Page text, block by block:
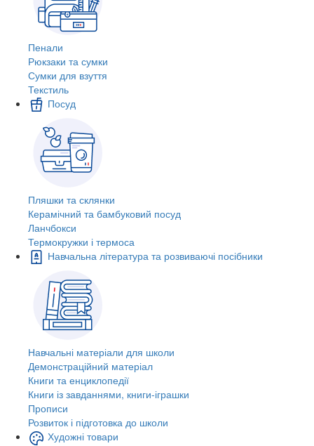
Пенали
Рюкзаки та сумки
Сумки для взуття
Текстиль
Посуд
Пляшки та склянки
Керамічний та бамбуковий посуд
Ланчбокси
Термокружки і термоса
Навчальна література та розвиваючі посібники
Навчальні матеріали для школи
Демонстраційний матеріал
Книги та енциклопедії
Книги із завданнями, книги-іграшки
Прописи
Розвиток і підготовка до школи
Художні товари